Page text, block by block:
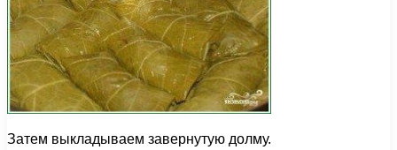
Затем выкладываем завернутую долму.